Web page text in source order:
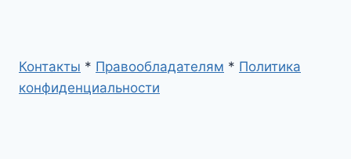
Контакты * Правообладателям * Политика
конфиденциальности